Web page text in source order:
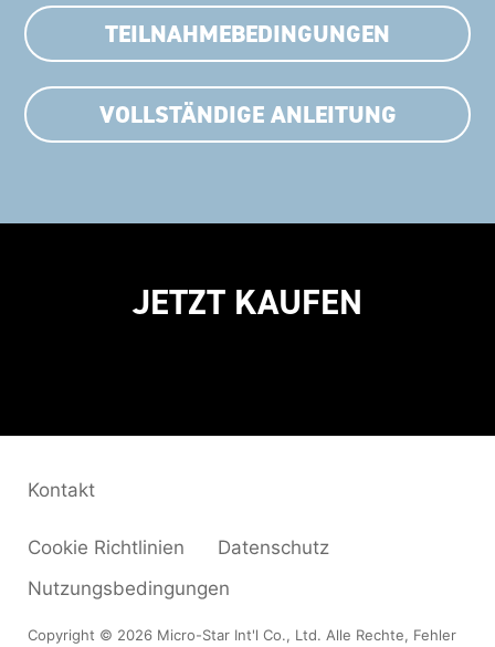
TEILNAHMEBEDINGUNGEN
VOLLSTÄNDIGE ANLEITUNG
JETZT KAUFEN
Copyright © 2026 Micro-Star Int'l Co., Ltd. Alle Rechte, Fehler
Cookie Richtlinien
Datenschutz
Nutzungsbedingungen
Kontakt